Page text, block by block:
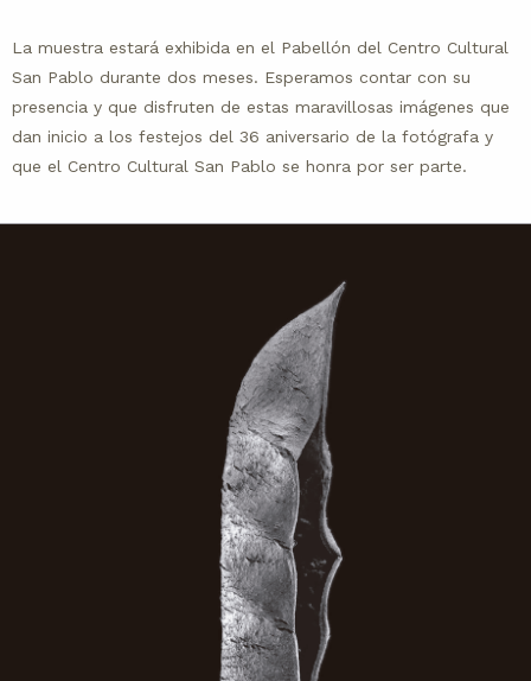
La muestra estará exhibida en el Pabellón del Centro Cultural
San Pablo durante dos meses. Esperamos contar con su
presencia y que disfruten de estas maravillosas imágenes que
dan inicio a los festejos del 36 aniversario de la fotógrafa y
que el Centro Cultural San Pablo se honra por ser parte.